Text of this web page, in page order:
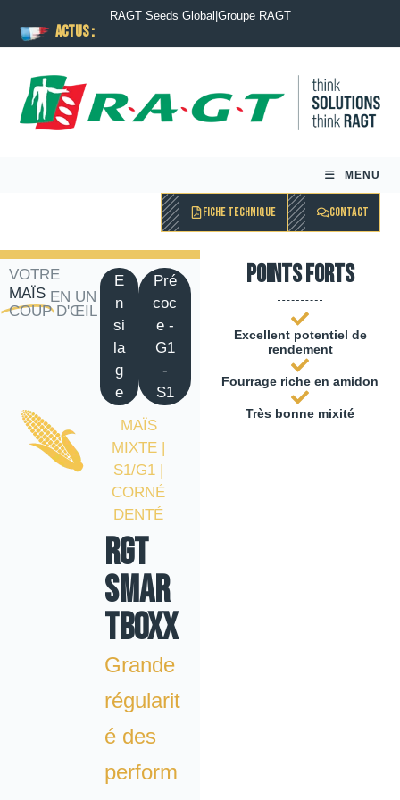
ACTUS :
RAGT Seeds Global Groupe RAGT
MENU
FICHE TECHNIQUE CONTACT
VOTRE
MAÏS EN UN
COUP D'ŒIL
E
n
si
la
g
e
Pré
coc
e -
G1
-
S1
MAÏS
MIXTE |
S1/G1 |
CORNÉ
DENTÉ
RGT
SMAR
TBOXX
Grande
régularit
é des
perform
Points forts
Excellent potentiel de
rendement
Fourrage riche en amidon
Très bonne mixité